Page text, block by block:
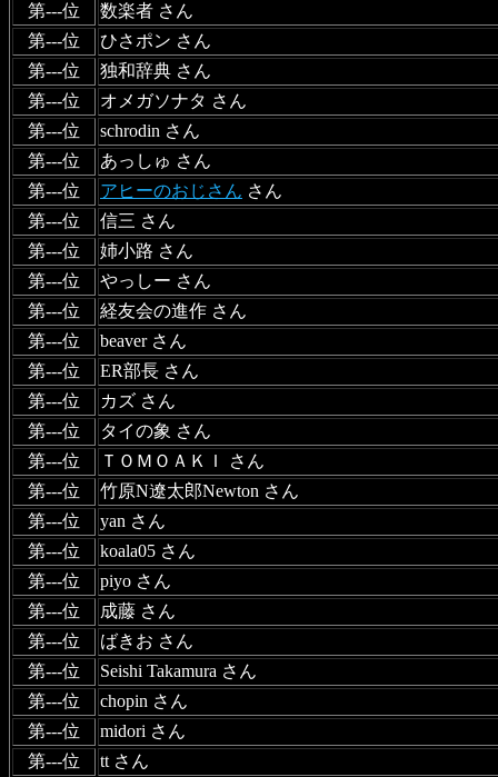
第---位
数楽者 さん
第---位
ひさポン さん
第---位
独和辞典 さん
第---位
オメガソナタ さん
第---位
schrodin さん
第---位
あっしゅ さん
第---位
アヒーのおじさん さん
第---位
信三 さん
第---位
姉小路 さん
第---位
やっしー さん
第---位
経友会の進作 さん
第---位
beaver さん
第---位
ER部長 さん
第---位
カズ さん
第---位
タイの象 さん
第---位
ＴＯＭＯＡＫＩ さん
第---位
竹原N遼太郎Newton さん
第---位
yan さん
第---位
koala05 さん
第---位
piyo さん
第---位
成藤 さん
第---位
ばきお さん
第---位
Seishi Takamura さん
第---位
chopin さん
第---位
midori さん
第---位
tt さん